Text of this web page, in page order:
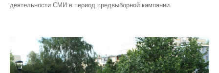
деятельности СМИ в период предвыборной кампании.